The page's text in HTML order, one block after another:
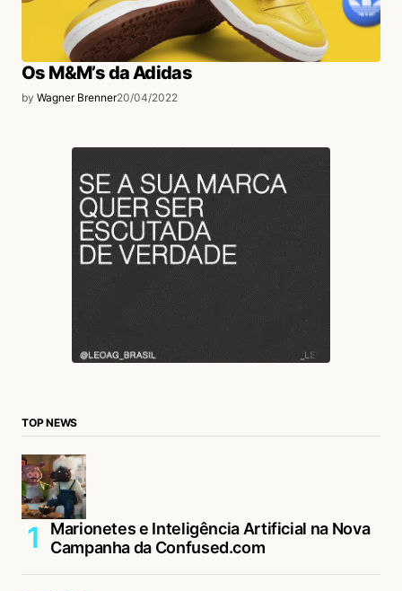
Os M&M’s da Adidas
by Wagner Brenner20/04/2022
TOP NEWS
Marionetes e Inteligência Artificial na Nova
Campanha da Confused.com